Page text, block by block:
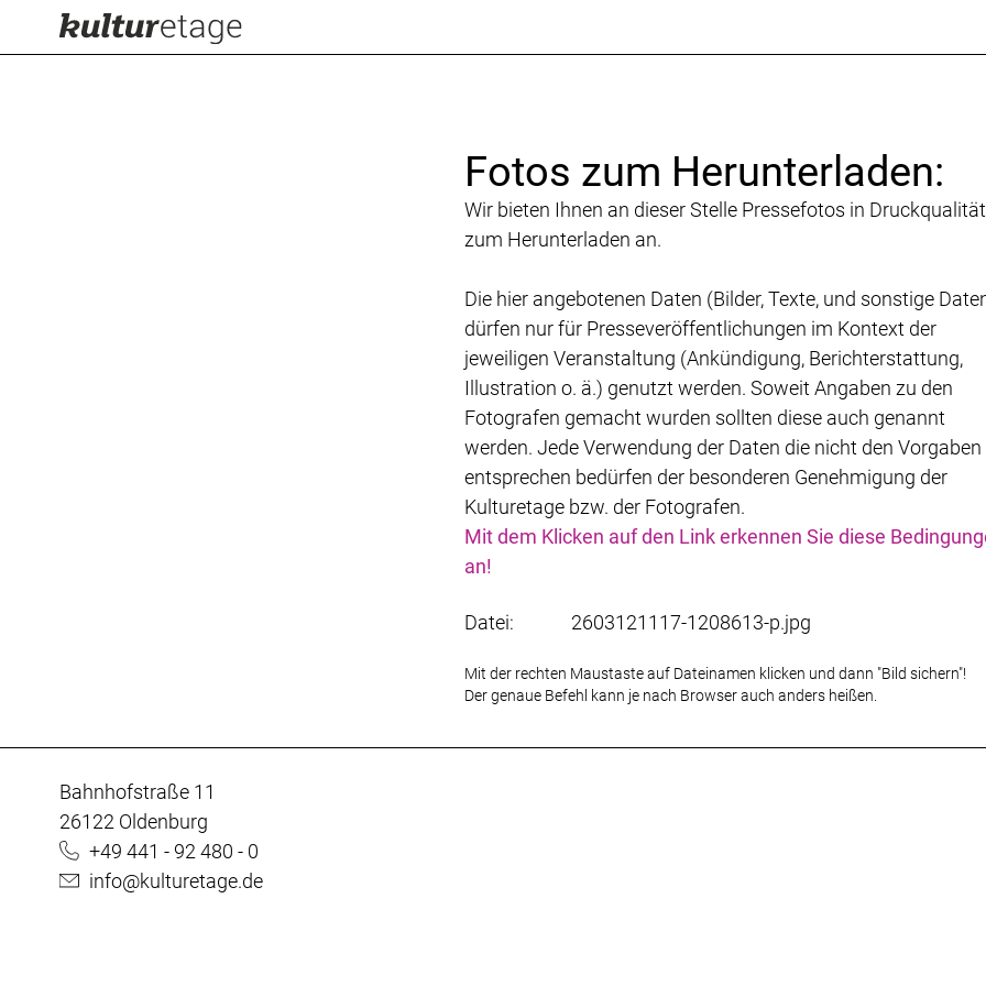
Fotos zum Herunterladen:
Wir bieten Ihnen an dieser Stelle Pressefotos in Druckqualität
zum Herunterladen an.
Die hier angebotenen Daten (Bilder, Texte, und sonstige
dürfen nur für Presseveröffentlichungen im Kontext der
jeweiligen Veranstaltung (Ankündigung, Berichterstattung,
Illustration o. ä.) genutzt werden. Soweit Angaben zu den
Fotografen gemacht wurden sollten diese auch genannt
werden. Jede Verwendung der Daten die nicht den Vorgaben
entsprechen bedürfen der besonderen Genehmigung der
Kulturetage bzw. der Fotografen.
Mit dem Klicken auf den Link erkennen Sie diese
an!
Datei: 2603121117-1208613-p.jpg
Mit der rechten Maustaste auf Dateinamen klicken und dann "Bild sichern"!
Der genaue Befehl kann je nach Browser auch anders heißen.
Bahnhofstraße 11
26122 Oldenburg
+49 441 - 92 480 - 0
info@kulturetage.de